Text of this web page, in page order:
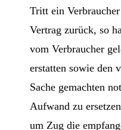
Tritt ein
Vertrag zurück, so
vom Verbraucher
erstatten sowie den
Sache gemachten
Aufwand zu
um Zug die